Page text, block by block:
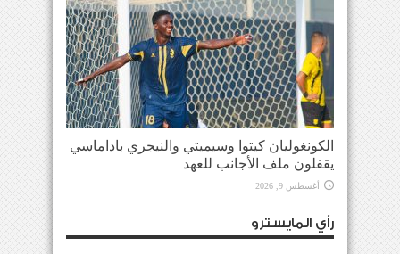
الكونغوليان كيتوا وسيميتي والنيجري باداماسي
يقفلون ملف الأجانب للعهد
أغسطس 9, 2026
رأي المايسترو